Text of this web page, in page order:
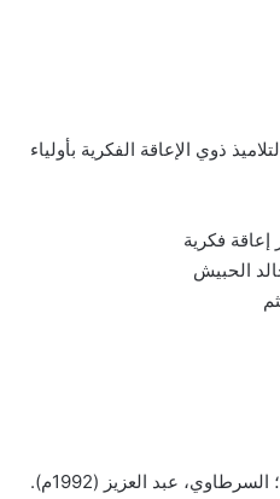
ذوي الإعاقة الفكرية بأولياء
فكرية
الحبيش
– الخطيب، جمال؛ الحديدي، منى؛ السرطاوي، عبد العزيز (1992م).